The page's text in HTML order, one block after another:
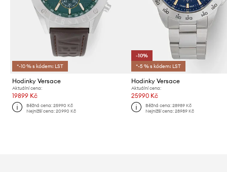
*-10 % s kódem: LST
Hodinky Versace
Aktuální cena:
19899 Kč
Běžná cena:25990 Kč
Nejnižší cena:20990 Kč
-10%
*-5 % s kódem: LST
Hodinky Versace
Aktuální cena:
25990 Kč
Běžná cena: 28989 Kč
Nejnižší cena: 28989 Kč